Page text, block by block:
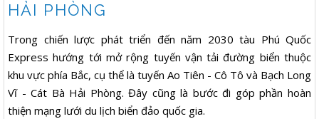
HẢI PHÒNG
Trong chiến lược phát triển đến năm 2030 tàu Phú Quốc
Express hướng tới mở rộng tuyến vận tải đường biển thuộc
khu vực phía Bắc, cụ thể là tuyến Ao Tiên - Cô Tô và Bạch Long
Vĩ - Cát Bà Hải Phòng. Đây cũng là bước đi góp phần hoàn
thiện mạng lưới du lịch biển đảo quốc gia.